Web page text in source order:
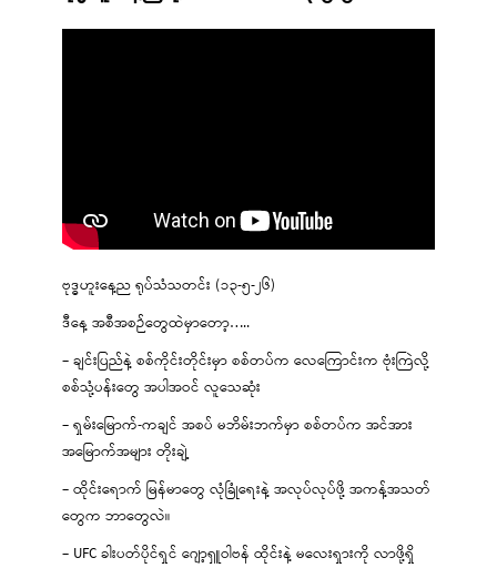
ဗုဒ္ဓဟူးနေ့ည ရုပ်သံသတင်း (၁၃-၅-၂၆)
ဒီနေ့ အစီအစဉ်တွေထဲမှာတော့…..
– ချင်းပြည်နဲ့ စစ်ကိုင်းတိုင်းမှာ စစ်တပ်က လေကြောင်းက ဗုံးကြဲလို့
စစ်သုံ့ပန်းတွေ အပါအဝင် လူသေဆုံး
– ရှမ်းမြောက်-ကချင် အစပ် မဘိမ်းဘက်မှာ စစ်တပ်က အင်အား
အမြောက်အများ တိုးချဲ့
– ထိုင်းရောက် မြန်မာတွေ လုံခြုံရေးနဲ့ အလုပ်လုပ်ဖို့ အကန့်အသတ်
တွေက ဘာတွေလဲ။
– UFC ခါးပတ်ပိုင်ရှင် ဂျော့ရှူဝါဗန် ထိုင်းနဲ့ မလေးရှားကို လာဖို့ရှိ